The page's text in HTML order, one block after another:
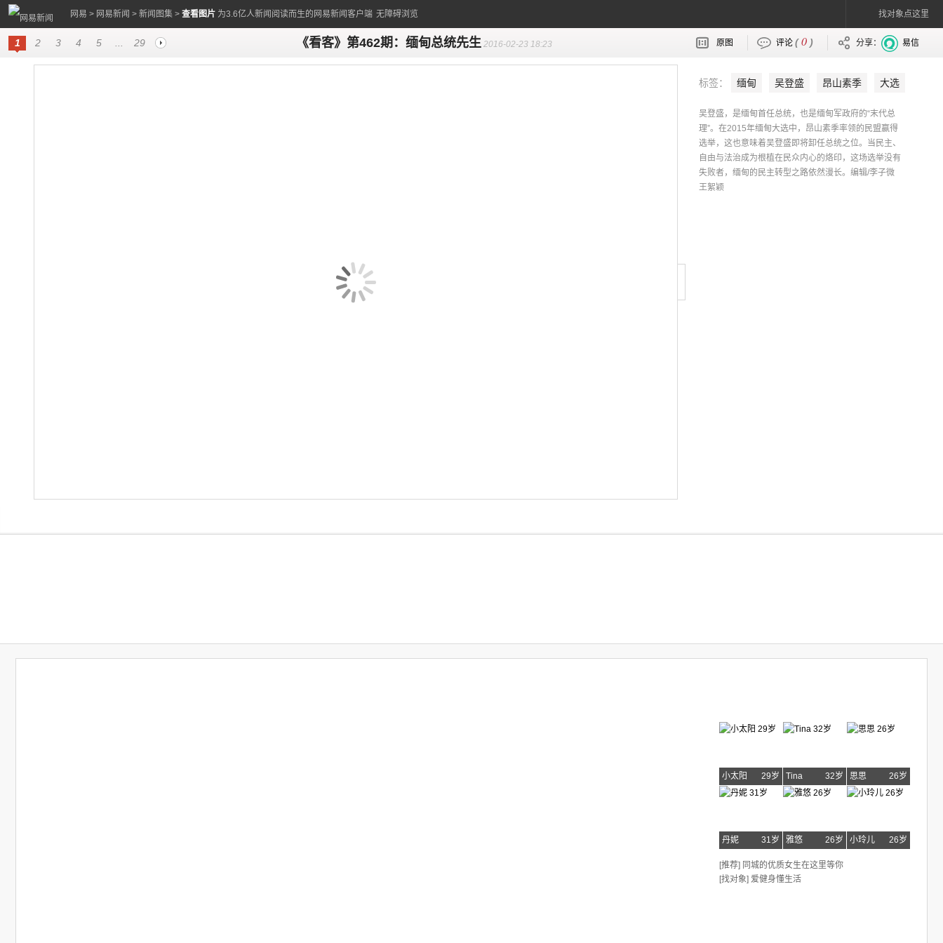
网易 > 网易新闻 > 新闻图集 > 查看图片 为3.6亿人新闻阅读而生的网易新闻客户端 无障碍浏览 找对象点这里
1 2 3 4 5 29 《看客》第462期：缅甸总统先生 2016-02-23 18:23 原图 评论 (0 ) 分享： 易信
标签： 缅甸 吴登盛 昂山素季 大选
吴登盛，是缅甸首任总统，也是缅甸军政府的“末代总
理”。在2015年缅甸大选中，昂山素季率领的民盟赢得
选举，这也意味着吴登盛即将卸任总统之位。当民主、
自由与法治成为根植在民众内心的烙印，这场选举没有
失败者，缅甸的民主转型之路依然漫长。编辑/李子微
王絮颖
小太阳 29岁 Tina 32岁 思思 26岁
丹妮 31岁 雅悠 26岁 小玲儿 26岁
[推荐] 同城的优质女生在这里等你
[找对象] 爱健身懂生活